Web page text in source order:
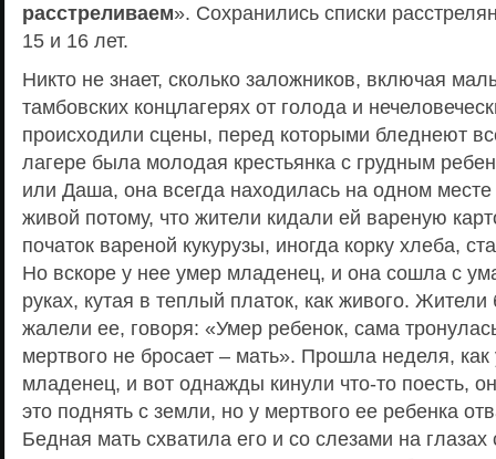
расстреливаем». Сохранились списки
15 и 16 лет.
Никто не знает, сколько заложников, включая
тамбовских концлагерях от голода и
происходили сцены, перед которыми бледнеют
лагере была молодая крестьянка с грудным
или Даша, она всегда находилась на одном месте
живой потому, что жители кидали ей вареную
початок вареной кукурузы, иногда корку хлеба,
Но вскоре у нее умер младенец, и она сошла с
руках, кутая в теплый платок, как живого.
жалели ее, говоря: «Умер ребенок, сама
мертвого не бросает – мать». Прошла неделя,
младенец, и вот однажды кинули что-то поесть,
это поднять с земли, но у мертвого ее ребенка
Бедная мать схватила его и со слезами на